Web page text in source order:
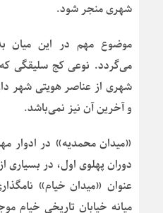
شهری منجر شود.
موضوع مهم در این میان
می‌گردد. نوعی کج سلیقگی
شهری از عناصر هویتی شهر
و آخرین آن نیز نمی‌باشد.
«میدان محمدیه» در ادوار
دوران پهلوی اول، در بسیاری
عنوان «میدان خیام»
میانه خیابان تاریخی خیام